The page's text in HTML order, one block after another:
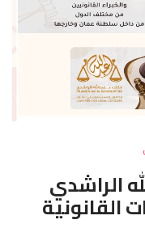
الراشدي
القانونية